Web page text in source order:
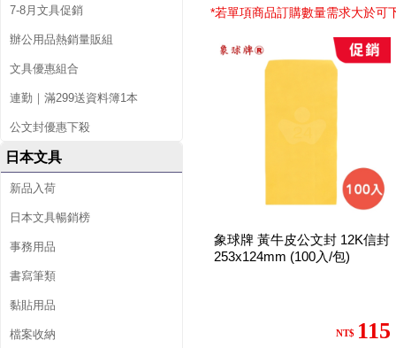
7-8月文具促銷
辦公用品熱銷量販組
文具優惠組合
連勤｜滿299送資料簿1本
公文封優惠下殺
日本文具
新品入荷
日本文具暢銷榜
事務用品
書寫筆類
黏貼用品
檔案收納
*若單項商品訂購數量需求大於可
象球牌 黃牛皮公文封 12K信封
253x124mm (100入/包)
NT$ 115